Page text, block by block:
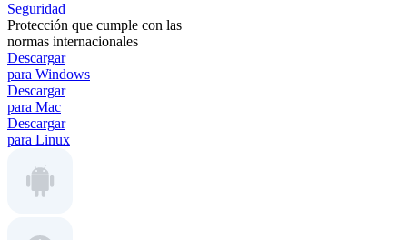
Seguridad
Protección que cumple con las
normas internacionales
Descargar
para Windows
Descargar
para Mac
Descargar
para Linux